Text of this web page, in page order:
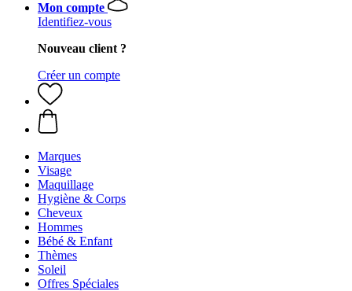
Mon compte
Identifiez-vous
Nouveau client ?
Créer un compte
Marques
Visage
Maquillage
Hygiène & Corps
Cheveux
Hommes
Bébé & Enfant
Thèmes
Soleil
Offres Spéciales